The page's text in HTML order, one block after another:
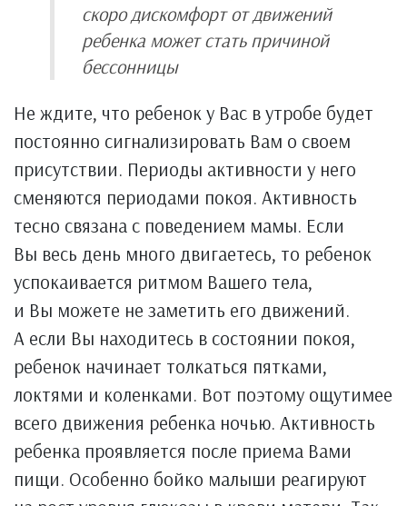
скоро дискомфорт от движений
ребенка может стать причиной
бессонницы
Не ждите, что ребенок у Вас в утробе будет
постоянно сигнализировать Вам о своем
присутствии. Периоды активности у него
сменяются периодами покоя. Активность
тесно связана с поведением мамы. Если
Вы весь день много двигаетесь, то ребенок
успокаивается ритмом Вашего тела,
и Вы можете не заметить его движений.
А если Вы находитесь в состоянии покоя,
ребенок начинает толкаться пятками,
локтями и коленками. Вот поэтому ощутимее
всего движения ребенка ночью. Активность
ребенка проявляется после приема Вами
пищи. Особенно бойко малыши реагируют